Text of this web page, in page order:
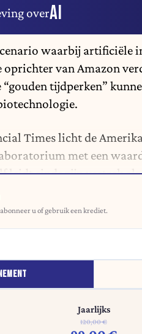
overAI
waarbij artificiële
van Amazon
“gouden tijdperken”
Times licht de
met een
leidt sinds zijn vertrek
u of gebruik een krediet.
Jaarlijks
120,00 €